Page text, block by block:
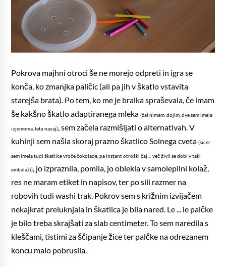
Pokrova majhni otroci še ne morejo odpreti in igra se
konča, ko zmanjka paličic (ali pa jih v škatlo vstavita
starejša brata). Po tem, ko me je bralka spraševala, če imam
še kakšno škatlo adaptiranega mleka(žal nimam, dojim, dve sem imela
izjemoma, leta nazaj), sem začela razmišljati o alternativah. V
kuhinji sem našla skoraj prazno škatlico Solnega cveta(sicer
sem imela tudi škatlice vroče čokolade, pa instant otroški čaj ... več živil se dobi v taki
embalaži), jo izpraznila, pomila, jo oblekla v samolepilni kolaž,
res ne maram etiket in napisov, ter po sili razmer na
robovih tudi washi trak. Pokrov sem s križnim izvijačem
nekajkrat preluknjala in škatlica je bila nared. Le ... le palčke
je bilo treba skrajšati za slab centimeter. To sem naredila s
kleščami, tistimi za ščipanje žice ter palčke na odrezanem
koncu malo pobrusila.